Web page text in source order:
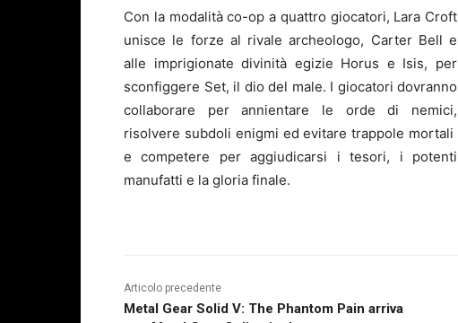
Con la modalità co-op a quattro giocatori, Lara Croft
unisce le forze al rivale archeologo, Carter Bell e
alle imprigionate divinità egizie Horus e Isis, per
sconfiggere Set, il dio del male. I giocatori dovranno
collaborare per annientare le orde di nemici,
risolvere subdoli enigmi ed evitare trappole mortali
e competere per aggiudicarsi i tesori, i potenti
manufatti e la gloria finale.
Articolo precedente
Metal Gear Solid V: The Phantom Pain arriva